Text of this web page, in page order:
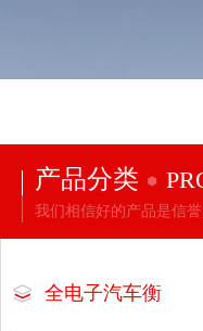
产品分类
我们相信好的产品是信誉
全电子汽车衡